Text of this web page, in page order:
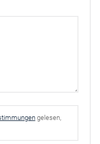
gelesen,